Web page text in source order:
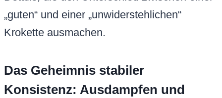
„guten“ und einer „unwiderstehlichen“
Krokette ausmachen.
Das Geheimnis stabiler
Konsistenz: Ausdampfen und